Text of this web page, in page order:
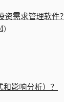
资需求管理软件？
影响分析）？